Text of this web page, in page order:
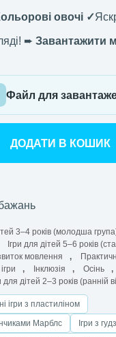
овочі ✓
➨ Завантажити
Файл для
ДОДАТИ В КОШИК
3–4 років (молодша
Ігри для дітей 5–6 років
мовлення ,
, Інклюзія , Осінь ,
для дітей 2–3 років (ранній
ігри з пластиліном
Марблс
Ігри з